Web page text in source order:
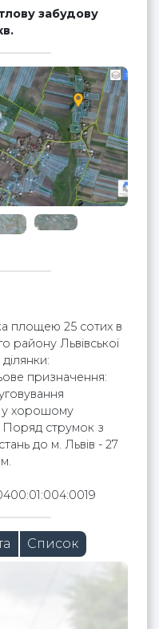
забудову
площею 25 сотих в
району Львівської
призначення:
у хорошому
Поряд струмок з
до м. Львів - 27
Список